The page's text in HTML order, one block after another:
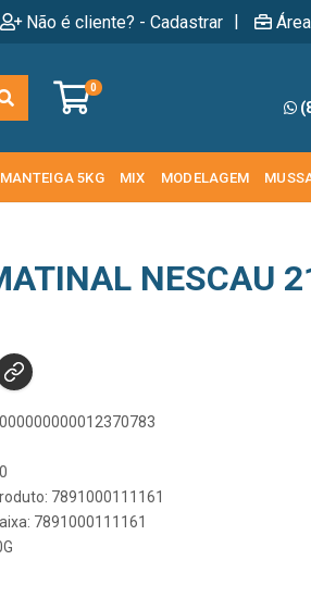
Não é cliente? - Cadastrar |
0
MANTEIGA 5KG MIX MODELAGEM
NESCAU
7891000111161
7891000111161